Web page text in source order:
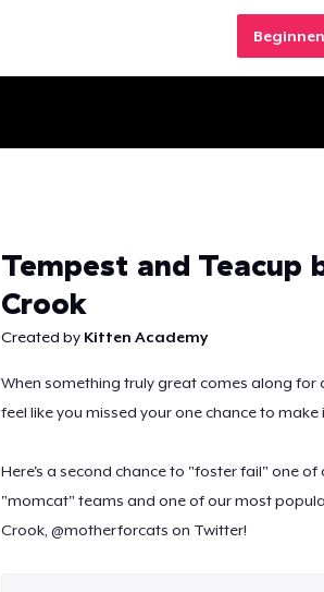
Tempest and Teacup
Crook
Created by Kitten Academy
When something truly great comes along for
feel like you missed your one chance to make
Here's a second chance to "foster fail" one
"momcat" teams and one of our most
Crook, @motherforcats on Twitter!